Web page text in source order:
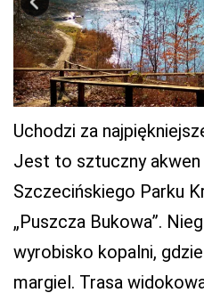
Uchodzi za
Jest to sztuczny akwen
Szczecińskiego Parku
„Puszcza Bukowa”.
wyrobisko kopalni,
margiel. Trasa